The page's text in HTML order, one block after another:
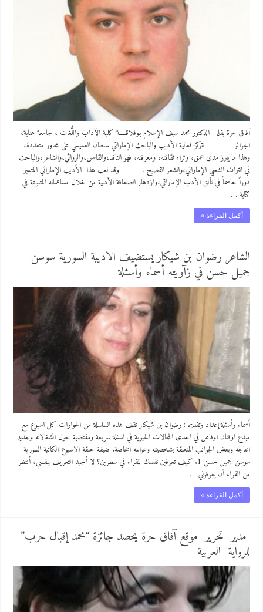
آفاق حرة بقلم: الدكتور محمد سيف الإسلام بـوفلاقـــــة كلية الآداب واللُّغات ، جامعة عنابة،
الجزائر تتركز فعالية الأديب والباحث الإماراتي سلطان العميمي على محاور متعددة،
وهذا ما يبرز مدى عمق، وثراء ثقافته، ومعرفته، فهو الناقد،والقاص،والروائي،والشاعر،والباحث
في التراث الشعبي الإماراتي،والشعر الفصيح… وقد لعب هذا الأديب الإماراتي المتميز
دوراً حاسماً في تألق الأدب الإماراتي،وازدهار الصحافة الأدبية من خلال مساهماته المتنوعة في
كتابة …
أكمل القراءة »
الشاعر رضوان بن شيكار يستضيف الاديبة السورية سوسن
جميل حسن في زآويته أسماء وأسئلة
أسماء وأسئلة:إعداد وتقديم : رضوان بن شيكار تقف هذه السلسلة من الحوارات كل اسبوع مع
مبدع اوفنان اوفاعل في احدى المجالات الحيوية في اسئلة سريعة ومقتضبة حول انشغالاته وجديد
انتاجه وبعض الجوانب المتعلقة بشخصيته وعوالمه الخاصة. ضيفة حلقة الاسبوع الكاتبة السورية
سوسن جميل حسن 1. كيف تعرفين نفسك للقراء في سطرين؟ لا أجيد التعريف بنفسي، أنتظر
من القراء أن يعرفوني …
أكمل القراءة »
مدير تحرير موقع آفاق حرة يحصد جائزة “محمد إقبال حرب”
للرواية العربية